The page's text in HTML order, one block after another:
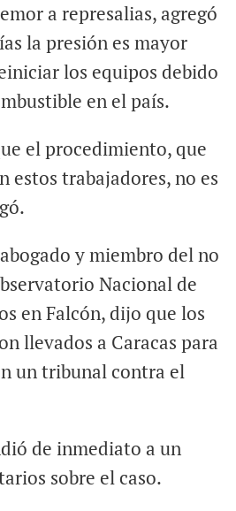
a represalias, agregó
la presión es mayor
los equipos debido
en el país.
el procedimiento, que
estos trabajadores, no es
y miembro del no
Nacional de
en Falcón, dijo que los
llevados a Caracas para
un tribunal contra el
de inmediato a un
sobre el caso.